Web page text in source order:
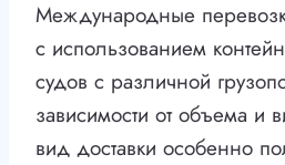
Международные
с использованием
судов с различной
зависимости от объема и
вид доставки особенно